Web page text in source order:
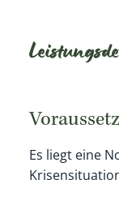
Es liegt eine